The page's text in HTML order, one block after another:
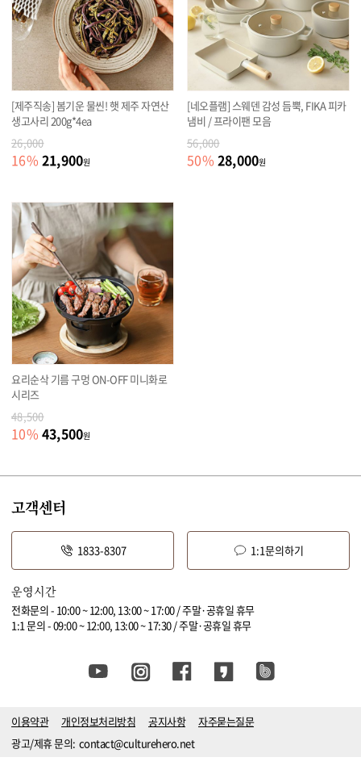
[제주직송] 봄기운 물씬! 햇 제주 자연산
생고사리 200g*4ea
26,000
16% 21,900원
[네오플램] 스웨덴 감성 듬뿍, FIKA 피카
냄비 / 프라이팬 모음
56,000
50% 28,000원
요리순삭 기름 구멍 ON-OFF 미니화로
시리즈
48,500
10% 43,500원
고객센터
1833-8307 1:1문의하기
운영시간
전화문의 - 10:00 ~ 12:00, 13:00 ~ 17:00 / 주말·공휴일 휴무
1:1 문의 - 09:00 ~ 12:00, 13:00 ~ 17:30 / 주말·공휴일 휴무
이용약관 개인정보처리방침 공지사항
자주묻는질문
광고/제휴 문의: contact@culturehero.net